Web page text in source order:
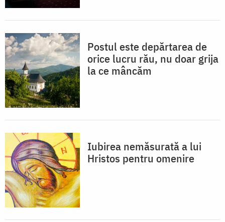
Postul este depărtarea de
orice lucru rău, nu doar grija
la ce mâncăm
Iubirea nemăsurată a lui
Hristos pentru omenire